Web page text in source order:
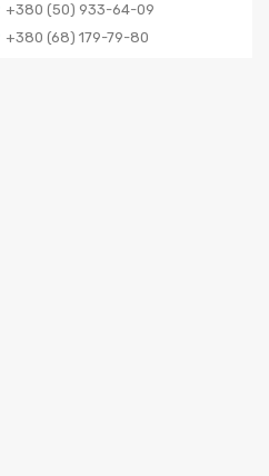
+380 (50) 933-64-09
+380 (68) 179-79-80